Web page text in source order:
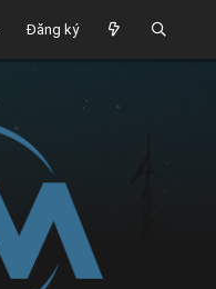
Đăng ký